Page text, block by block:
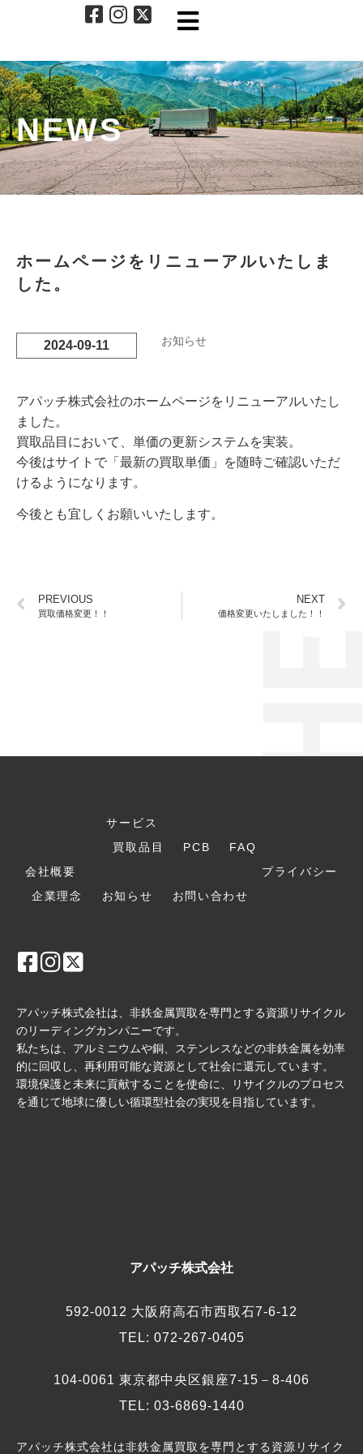
NEWS
ホームページをリニューアルいたしま
した。
2024-09-11 お知らせ
アパッチ株式会社のホームページをリニューアルいたし
ました。
買取品目において、単価の更新システムを実装。
今後はサイトで「最新の買取単価」を随時ご確認いただ
けるようになります。
今後とも宜しくお願いいたします。
PREVIOUS
買取価格変更！！
NEXT
価格変更いたしました！！
サービス
買取品目
PCB
FAQ
会社概要
企業理念
お知らせ お問い合わせ
プライバシー
アパッチ株式会社は、非鉄金属買取を専門とする資源リサイクル
のリーディングカンパニーです。
私たちは、アルミニウムや銅、ステンレスなどの非鉄金属を効率
的に回収し、再利用可能な資源として社会に還元しています。
環境保護と未来に貢献することを使命に、リサイクルのプロセス
を通じて地球に優しい循環型社会の実現を目指しています。
アパッチ株式会社
592-0012 大阪府高石市西取石7-6-12
TEL: 072-267-0405
104-0061 東京都中央区銀座7-15－8-406
TEL: 03-6869-1440
アパッチ株式会社は非鉄金属買取を専門とする資源リサイク